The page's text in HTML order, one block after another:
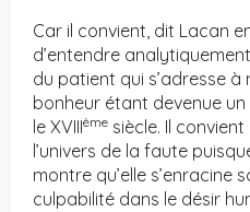
Car il convient, dit Lacan
d’entendre
du patient qui s’adresse
bonheur étant devenue
le XVIIIème siècle. Il
l’univers de la faute
montre qu’elle s’enracine
culpabilité dans le désir